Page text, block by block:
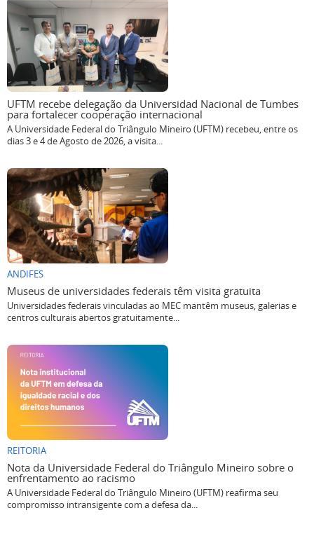
UFTM recebe delegação da Universidad Nacional de Tumbes
para fortalecer cooperação internacional
A Universidade Federal do Triângulo Mineiro (UFTM) recebeu, entre os
dias 3 e 4 de Agosto de 2026, a visita...
ANDIFES
Museus de universidades federais têm visita gratuita
Universidades federais vinculadas ao MEC mantêm museus, galerias e
centros culturais abertos gratuitamente...
REITORIA
Nota da Universidade Federal do Triângulo Mineiro sobre o
enfrentamento ao racismo
A Universidade Federal do Triângulo Mineiro (UFTM) reafirma seu
compromisso intransigente com a defesa da...